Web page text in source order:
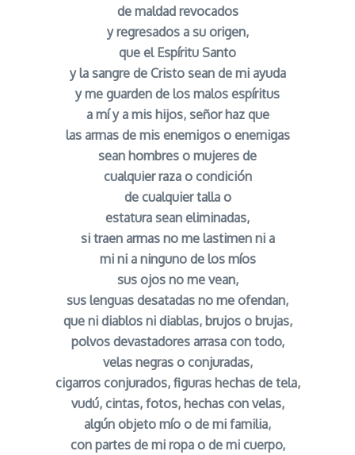
de maldad revocados
y regresados a su origen,
que el Espíritu Santo
y la sangre de Cristo sean de mi ayuda
y me guarden de los malos espíritus
a mí y a mis hijos, señor haz que
las armas de mis enemigos o enemigas
sean hombres o mujeres de
cualquier raza o condición
de cualquier talla o
estatura sean eliminadas,
si traen armas no me lastimen ni a
mi ni a ninguno de los míos
sus ojos no me vean,
sus lenguas desatadas no me ofendan,
que ni diablos ni diablas, brujos o brujas,
polvos devastadores arrasa con todo,
velas negras o conjuradas,
cigarros conjurados, figuras hechas de tela,
vudú, cintas, fotos, hechas con velas,
algún objeto mío o de mi familia,
con partes de mi ropa o de mi cuerpo,